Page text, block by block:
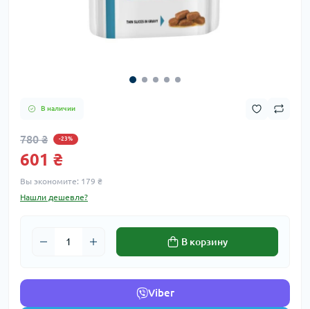
В наличии
780 ₴ -23%
601 ₴
Вы экономите: 179 ₴
Нашли дешевле?
В корзину
Viber